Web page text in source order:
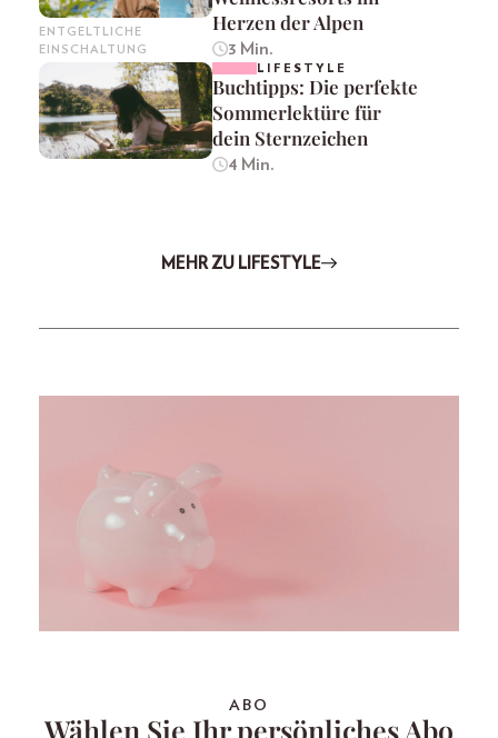
ENTGELTLICHE
EINSCHALTUNG
Herzen der Alpen
3 Min.
LIFESTYLE
Buchtipps: Die perfekte
Sommerlektüre für
dein Sternzeichen
4 Min.
MEHR ZU LIFESTYLE
ABO
Wählen Sie Ihr persönliches Abo